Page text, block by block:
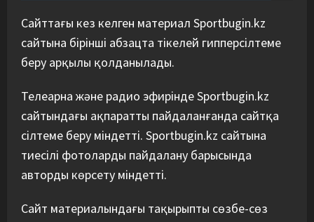
Сайттағы кез келген материал Sportbugin.kz
сайтына бірінші абзацта тікелей гипперсілтеме
беру арқылы қолданылады.
Телеарна және радио эфирінде Sportbugin.kz
сайтындағы ақпаратты пайдаланғанда сайтқа
сілтеме беру міндетті. Sportbugin.kz сайтына
тиесілі фотоларды пайдалану барысында
авторды көрсету міндетті.
Сайт материалындағы тақырыпты сөзбе-сөз